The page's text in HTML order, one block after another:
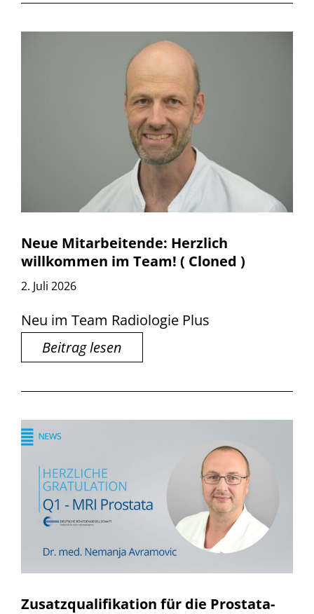
Neue Mitarbeitende: Herzlich
willkommen im Team! ( Cloned )
2. Juli 2026
Neu im Team Radiologie Plus
Beitrag lesen
Zusatzqualifikation für die Prostata-